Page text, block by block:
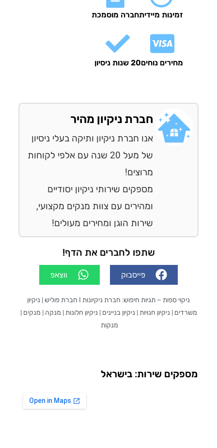
זמינות מיידיתחברה מוסמכת
מחירים נוחים20 שנות ניסיון
חברת ניקיון מהיר
אנו חברת ניקיון ותיקה בעלי ניסיון
של מעל 20 שנה עם אלפי לקוחות
מספקים שירותי ניקיון יסודיים
ומהירים עם צוות מנקים מקצועי,
שירות הוגן ומחירים מעולים!
שתפו לחברים את הדף!
פייסבוק ווצאפ
– תגיות חיפוש: חברת ניקיונות I חברת פוליש | ניקיון
| ניקיון חנויות | ניקיון בניינים | ניקיון חלונות | מנקה | מנקים |
שירות: בישראל